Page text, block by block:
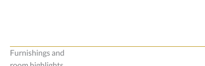
Furnishings and